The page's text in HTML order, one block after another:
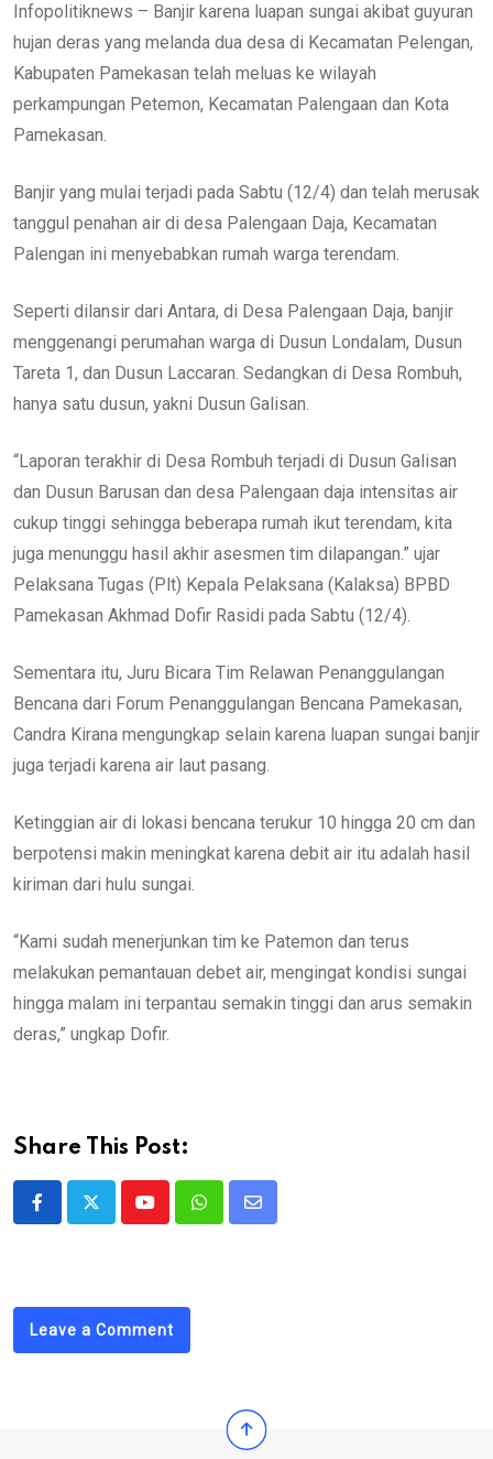
Infopolitiknews – Banjir karena luapan sungai akibat guyuran
hujan deras yang melanda dua desa di Kecamatan Pelengan,
Kabupaten Pamekasan telah meluas ke wilayah
perkampungan Petemon, Kecamatan Palengaan dan Kota
Pamekasan.
Banjir yang mulai terjadi pada Sabtu (12/4) dan telah merusak
tanggul penahan air di desa Palengaan Daja, Kecamatan
Palengan ini menyebabkan rumah warga terendam.
Seperti dilansir dari Antara, di Desa Palengaan Daja, banjir
menggenangi perumahan warga di Dusun Londalam, Dusun
Tareta 1, dan Dusun Laccaran. Sedangkan di Desa Rombuh,
hanya satu dusun, yakni Dusun Galisan.
“Laporan terakhir di Desa Rombuh terjadi di Dusun Galisan
dan Dusun Barusan dan desa Palengaan daja intensitas air
cukup tinggi sehingga beberapa rumah ikut terendam, kita
juga menunggu hasil akhir asesmen tim dilapangan.” ujar
Pelaksana Tugas (Plt) Kepala Pelaksana (Kalaksa) BPBD
Pamekasan Akhmad Dofir Rasidi pada Sabtu (12/4).
Sementara itu, Juru Bicara Tim Relawan Penanggulangan
Bencana dari Forum Penanggulangan Bencana Pamekasan,
Candra Kirana mengungkap selain karena luapan sungai banjir
juga terjadi karena air laut pasang.
Ketinggian air di lokasi bencana terukur 10 hingga 20 cm dan
berpotensi makin meningkat karena debit air itu adalah hasil
kiriman dari hulu sungai.
“Kami sudah menerjunkan tim ke Patemon dan terus
melakukan pemantauan debet air, mengingat kondisi sungai
hingga malam ini terpantau semakin tinggi dan arus semakin
deras,” ungkap Dofir.
Share This Post:
YoutubeWhatsappShare
Leave a Comment